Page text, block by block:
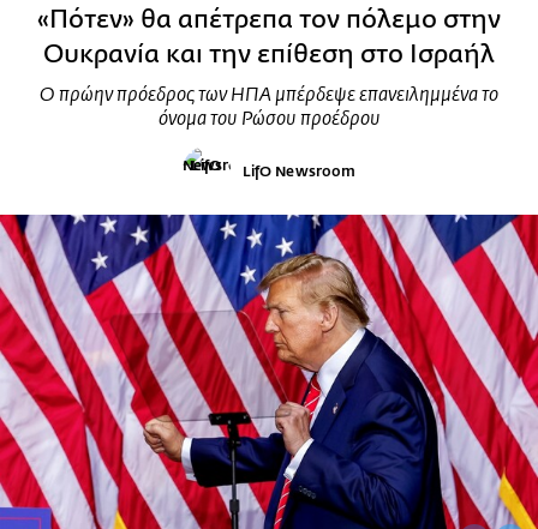
«Πότεν» θα απέτρεπα τον πόλεμο στην
Ουκρανία και την επίθεση στο Ισραήλ
Ο πρώην πρόεδρος των ΗΠΑ μπέρδεψε επανειλημμένα το
όνομα του Ρώσου προέδρου
LifO Newsroom